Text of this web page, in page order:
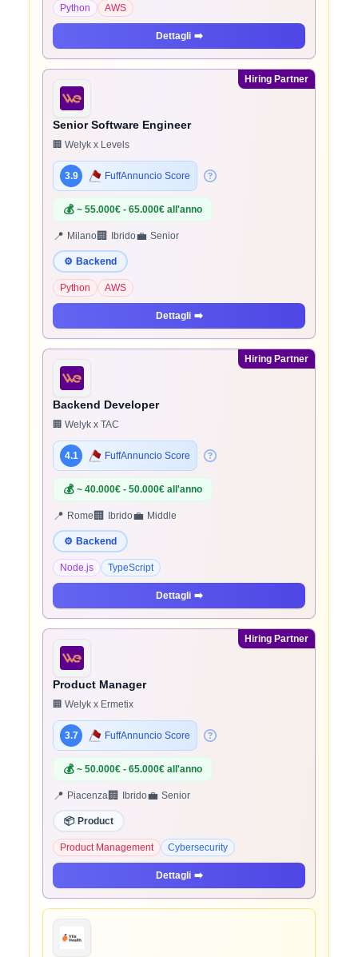
Python AWS
Dettagli ➡️
Hiring Partner
Senior Software Engineer
🏢 Welyk x Levels
3.9 FuffAnnuncio Score
💰 ~ 55.000€ - 65.000€ all'anno
📍 Milano🏢 Ibrido💼 Senior
⚙️ Backend
Python AWS
Dettagli ➡️
Hiring Partner
Backend Developer
🏢 Welyk x TAC
4.1 FuffAnnuncio Score
💰 ~ 40.000€ - 50.000€ all'anno
📍 Rome 🏢 Ibrido💼 Middle
⚙️ Backend
Node.js TypeScript
Dettagli ➡️
Hiring Partner
Product Manager
🏢 Welyk x Ermetix
3.7 FuffAnnuncio Score
💰 ~ 50.000€ - 65.000€ all'anno
📍 Piacenza🏢 Ibrido💼 Senior
📦 Product
Product Management Cybersecurity
Dettagli ➡️